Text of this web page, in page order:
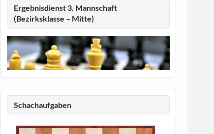
Ergebnisdienst 3. Mannschaft
(Bezirksklasse – Mitte)
Schachaufgaben